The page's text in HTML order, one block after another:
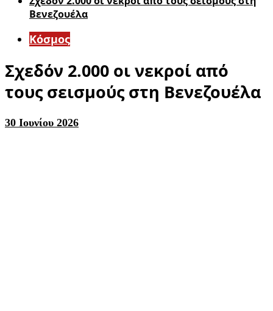
Βενεζουέλα
Κόσμος
Σχεδόν 2.000 οι νεκροί από
τους σεισμούς στη Βενεζουέλα
30 Ιουνίου 2026